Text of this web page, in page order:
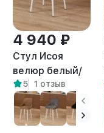
4 940 ₽
Стул Исоя
велюр белый/
белый
5 1 отзыв